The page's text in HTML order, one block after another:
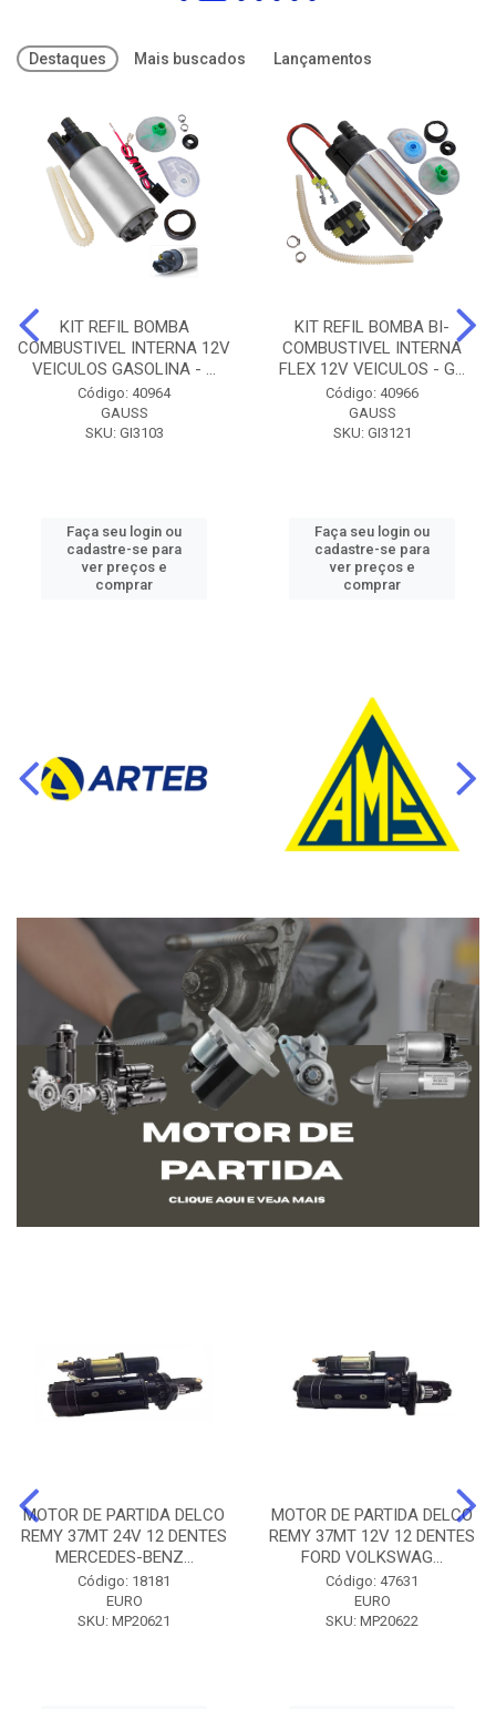
Destaques Mais buscados Lançamentos
KIT REFIL BOMBA
COMBUSTIVEL INTERNA 12V
VEICULOS GASOLINA - ...
Código: 40964
GAUSS
SKU: GI3103
Faça seu login ou
cadastre-se para
ver preços e
comprar
KIT REFIL BOMBA BI-
COMBUSTIVEL INTERNA
FLEX 12V VEICULOS - G...
Código: 40966
GAUSS
SKU: GI3121
Faça seu login ou
cadastre-se para
ver preços e
comprar
MOTOR DE PARTIDA DELCO
REMY 37MT 24V 12 DENTES
MERCEDES-BENZ...
Código: 18181
EURO
SKU: MP20621
MOTOR DE PARTIDA DELCO
REMY 37MT 12V 12 DENTES
FORD VOLKSWAG...
Código: 47631
EURO
SKU: MP20622